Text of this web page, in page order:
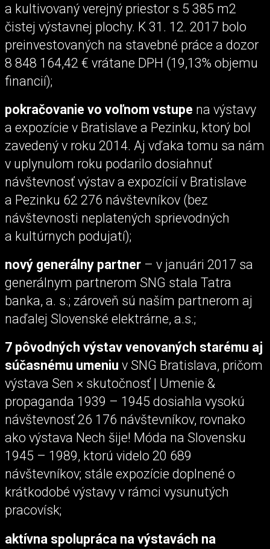
a kultivovaný verejný priestor s 5 385 m2
čistej výstavnej plochy. K 31. 12. 2017 bolo
preinvestovaných na stavebné práce a dozor
8 848 164,42 € vrátane DPH (19,13% objemu
financií);
pokračovanie vo voľnom vstupe na výstavy
a expozície v Bratislave a Pezinku, ktorý bol
zavedený v roku 2014. Aj vďaka tomu sa nám
v uplynulom roku podarilo dosiahnuť
návštevnosť výstav a expozícií v Bratislave
a Pezinku 62 276 návštevníkov (bez
návštevnosti neplatených sprievodných
a kultúrnych podujatí);
nový generálny partner – v januári 2017 sa
generálnym partnerom SNG stala Tatra
banka, a. s.; zároveň sú naším partnerom aj
naďalej Slovenské elektrárne, a.s.;
7 pôvodných výstav venovaných starému aj
súčasnému umeniu v SNG Bratislava, pričom
výstava Sen × skutočnosť | Umenie &
propaganda 1939 – 1945 dosiahla vysokú
návštevnosť 26 176 návštevníkov, rovnako
ako výstava Nech šije! Móda na Slovensku
1945 – 1989, ktorú videlo 20 689
návštevníkov; stále expozície doplnené o
krátkodobé výstavy v rámci vysunutých
pracovísk;
aktívna spolupráca na výstavách na